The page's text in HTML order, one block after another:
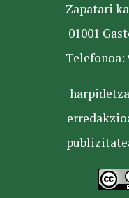
Zapatari
01001
Telefonoa: